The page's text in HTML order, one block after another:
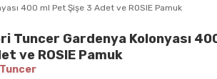
400 ml Pet Şişe 3 Adet ve ROSIE Pamuk
Tuncer Gardenya Kolonyası
ve ROSIE Pamuk